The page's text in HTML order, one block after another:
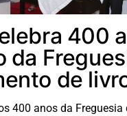
400
da
de
400 anos da Freguesia